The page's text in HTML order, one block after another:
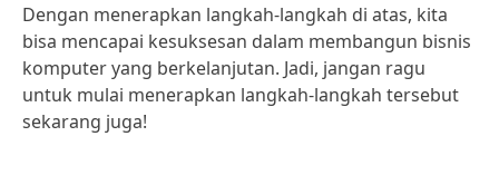
Dengan menerapkan langkah-langkah di atas, kita
bisa mencapai kesuksesan dalam membangun bisnis
komputer yang berkelanjutan. Jadi, jangan ragu
untuk mulai menerapkan langkah-langkah tersebut
sekarang juga!